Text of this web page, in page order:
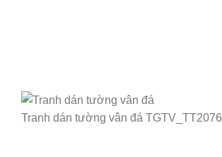
Tranh dán tường vân đá TGTV_TT2076